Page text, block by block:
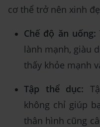
cơ thể trở nên xinh
Chế độ ăn uống:
lành mạnh, giàu
thấy khỏe mạnh
Tập thể dục:
không chỉ giúp
thân hình cũng